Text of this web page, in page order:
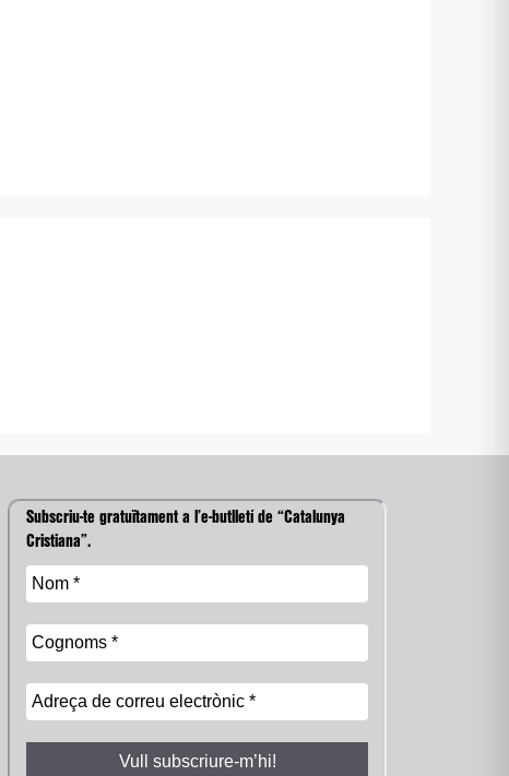
Subscriu-te gratuïtament a l’e-butlletí de “Catalunya
Cristiana”.